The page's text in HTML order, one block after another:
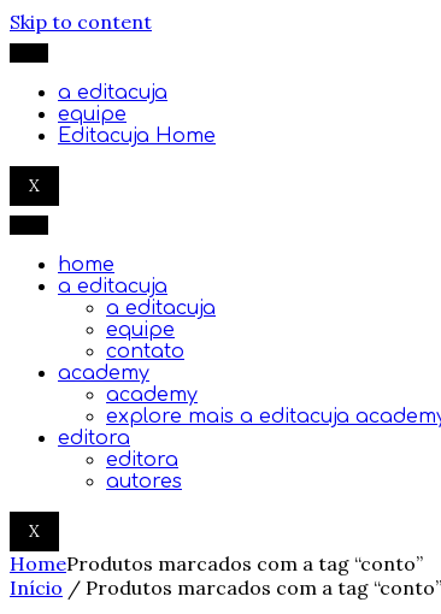
Skip to content
a editacuja
equipe
Editacuja Home
X
home
a editacuja
a editacuja
equipe
contato
academy
academy
explore mais a editacuja
editora
editora
autores
X
HomeProdutos marcados com a tag “conto”
Início / Produtos marcados com a tag “conto”